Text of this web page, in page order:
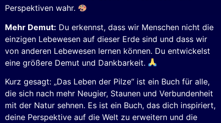
Perspektiven wahr.
Mehr Demut: Du erkennst, dass wir Menschen nicht die
einzigen Lebewesen auf dieser Erde sind und dass wir
von anderen Lebewesen lernen können. Du entwickelst
eine größere Demut und Dankbarkeit.
Kurz gesagt: „Das Leben der Pilze“ ist ein Buch für alle,
die sich nach mehr Neugier, Staunen und Verbundenheit
mit der Natur sehnen. Es ist ein Buch, das dich inspiriert,
deine Perspektive auf die Welt zu erweitern und die